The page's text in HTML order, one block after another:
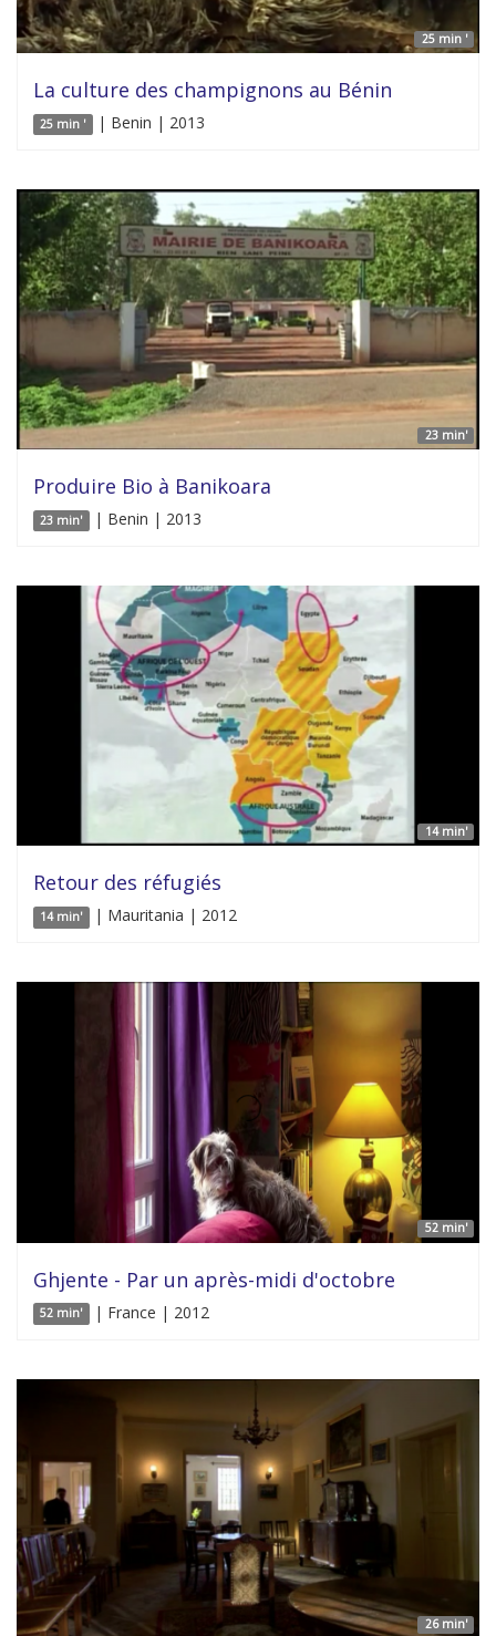
25 min '
La culture des champignons au Bénin
25 min ' | Benin | 2013
23 min'
Produire Bio à Banikoara
23 min' | Benin | 2013
14 min'
Retour des réfugiés
14 min' | Mauritania | 2012
52 min'
Ghjente - Par un après-midi d'octobre
52 min' | France | 2012
26 min'